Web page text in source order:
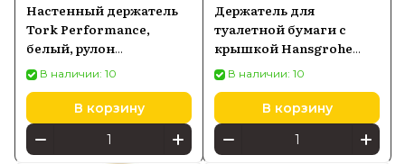
Настенный держатель
Tork Performance,
белый, рулон
протирочной ткани,
комбинированный
(652100)
В наличии: 10
В корзину
Держатель для
туалетной бумаги с
крышкой Hansgrohe
AddStoris, черный хром
матовый 41753340
В наличии: 10
В корзину